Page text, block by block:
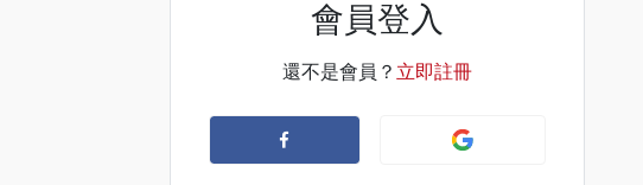
會員登入
還不是會員？ 立即註冊